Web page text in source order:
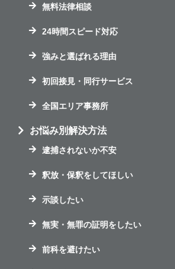
無料法律相談
24時間スピード対応
強みと選ばれる理由
初回接見・同行サービス
全国エリア事務所
お悩み別解決方法
逮捕されないか不安
釈放・保釈をしてほしい
示談したい
無実・無罪の証明をしたい
前科を避けたい